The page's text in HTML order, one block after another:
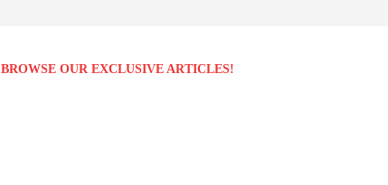
BROWSE OUR EXCLUSIVE ARTICLES!